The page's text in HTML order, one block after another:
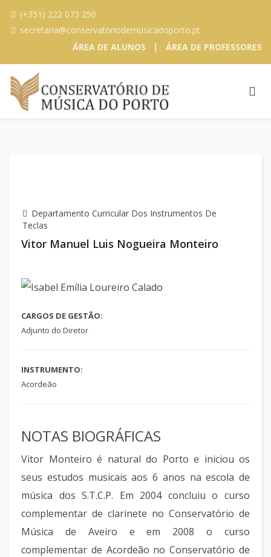
(+351) 222 073 250
secretaria@conservatoriodemusicadoporto.pt
ÁREA DE ALUNOS
| ÁREA DE PROFESSORES
Departamento Curricular Dos Instrumentos De
Teclas
Vitor Manuel Luis Nogueira Monteiro
CARGOS DE GESTÃO:
Adjunto do Diretor
INSTRUMENTO:
Acordeão
NOTAS BIOGRÁFICAS
Vitor Monteiro é natural do Porto e iniciou os
seus estudos musicais aos 6 anos na escola de
música dos S.T.C.P. Em 2004 concluiu o curso
complementar de clarinete no Conservatório de
Música de Aveiro e em 2008 o curso
complementar de Acordeão no Conservatório de